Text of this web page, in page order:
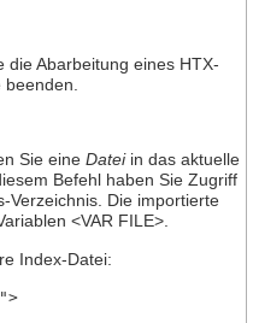
die Abarbeitung eines HTX-
Sie eine Dateiin das aktuelle
Befehl haben Sie Zugriff
Verzeichnis. Die importierte
<VAR FILE>.
Index-Datei: